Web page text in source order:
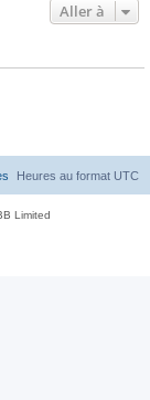
Aller à
Heures au format UTC
Limited